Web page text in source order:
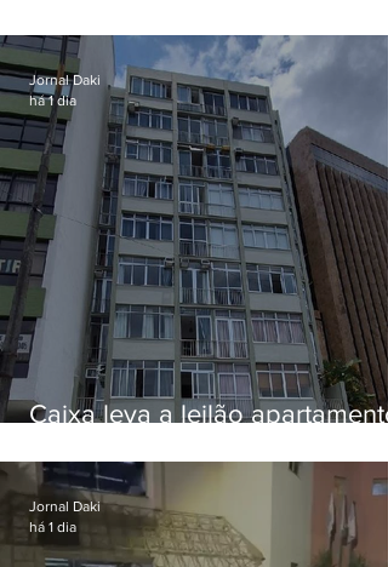
Caixa leva a leilão apartamento
Botafogo
Jornal Daki
há 1 dia
Jornal Daki
há 1 dia